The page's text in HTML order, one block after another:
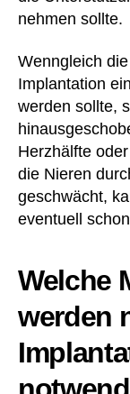
nehmen sollte.
Wenngleich
Implantation
werden sollte,
Herzhälfte
die Nieren
geschwächt,
eventuell
Welche
werden